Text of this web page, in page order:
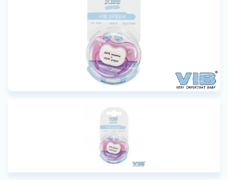
Finden Sie Ihren VIB®-
Händler
VIB®-Händler werden